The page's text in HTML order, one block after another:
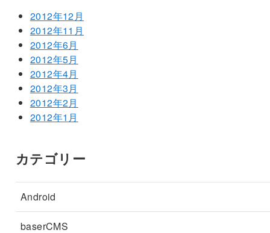
2012年12月
2012年11月
2012年6月
2012年5月
2012年4月
2012年3月
2012年2月
2012年1月
カテゴリー
Android
baserCMS